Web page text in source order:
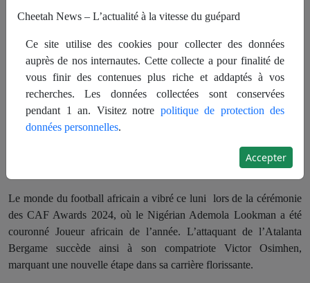
Le monde du football africain a vibré ce luni lors de la cérémonie
des CAF Awards 2024, où le Nigérian Ademola Lookman a été
couronné Joueur africain de l’année. L’attaquant de l’Atalanta
Bergame succède ainsi à son compatriote Victor Osimhen,
marquant une nouvelle étape dans sa carrière florissante.
Cheetah News – L’actualité à la vitesse du guépard
Ce site utilise des cookies pour collecter des données
auprès de nos internautes. Cette collecte a pour finalité de
vous finir des contenues plus riche et addaptés à vos
recherches. Les données collectées sont conservées
pendant 1 an. Visitez notre politique de protection des
données personnelles.
Accepter